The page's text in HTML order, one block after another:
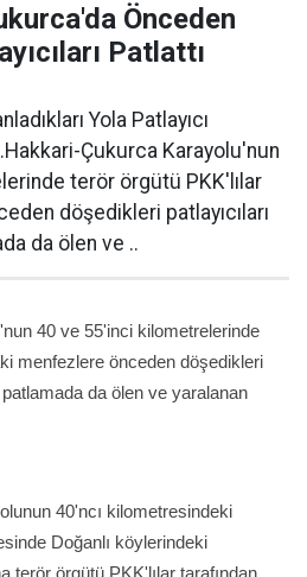
Önceden
Patlattı
Yola Patlayıcı
Çukurca Karayolu'nun
terör örgütü PKK'lılar
döşedikleri patlayıcıları
da ölen ve ..
40 ve 55'inci kilometrelerinde
menfezlere önceden döşedikleri
patlamada da ölen ve yaralanan
40'ncı kilometresindeki
Doğanlı köylerindeki
terör örgütü PKK'lılar tarafından